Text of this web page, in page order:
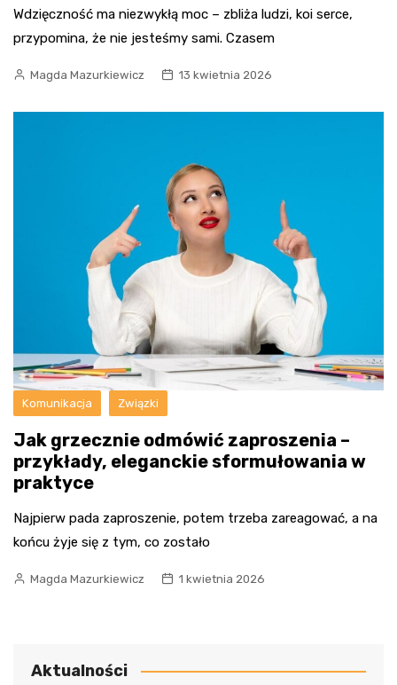
Wdzięczność ma niezwykłą moc – zbliża ludzi, koi serce,
przypomina, że nie jesteśmy sami. Czasem
Magda Mazurkiewicz 13 kwietnia 2026
Komunikacja Związki
Jak grzecznie odmówić zaproszenia –
przykłady, eleganckie sformułowania w
praktyce
Najpierw pada zaproszenie, potem trzeba zareagować, a na
końcu żyje się z tym, co zostało
Magda Mazurkiewicz 1 kwietnia 2026
Aktualności